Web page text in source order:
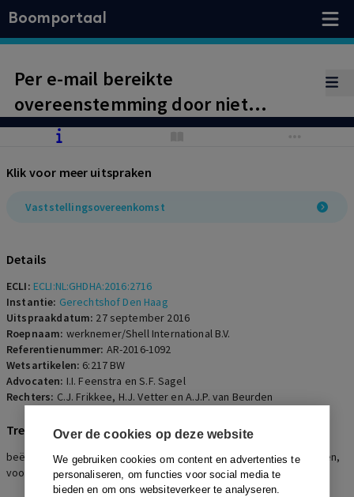
Over de cookies op deze website
We gebruiken cookies om content en advertenties te
personaliseren, om functies voor social media te
bieden en om ons websiteverkeer te analyseren.
Boomportaal
Per e-mail bereikte
overeenstemming door niet
noemen van voorbehoud.
Klik voor meer uitspraken
Vaststellingsovereenkomst
Details
ECLI: ECLI:NL:GHDHA:2016:2716
Instantie: Gerechtshof Den Haag
Uitspraakdatum: 27 september 2016
Roepnaam: werknemer/Shell International B.V.
Referentienummer: AR-2016-1092
Wetsartikelen: 6:217 BW
Advocaten: I.I. Feenstra en S.F. Sagel
Rechters: C.J. Frikkee, H.J. Vetter en A.J.P. van Beurden
Trefwoorden
beëindigingsovereenkomst, aanbod en aanvaarding, vakantiedagen,
voorbehoud